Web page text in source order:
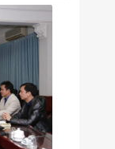
nhằm
tiện giao
sạn
hợp